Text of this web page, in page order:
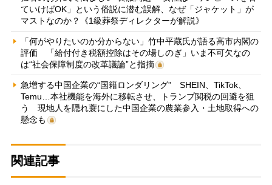
ていけばOK」という俗説に潜む誤解、なぜ「ジャケット」が
マストなのか？《1級葬祭ディレクターが解説》
「何がやりたいのか分からない」竹中平蔵氏が語る高市内閣の
評価 「給付付き税額控除はその場しのぎ」いま不可欠なの
は“社会保障制度の改革議論”と指摘
急増する中国企業の“国籍ロンダリング” SHEIN、TikTok、
Temu…本社機能を海外に移転させ、トランプ関税の回避を狙
う 現地人を隠れ蓑にした中国企業の農業参入・土地取得への
懸念も
関連記事